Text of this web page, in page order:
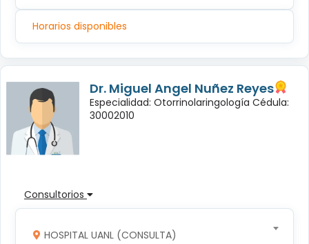
Horarios disponibles
Dr. Miguel Angel Nuñez Reyes
Especialidad: Otorrinolaringología Cédula:
30002010
Consultorios
HOSPITAL UANL (CONSULTA)